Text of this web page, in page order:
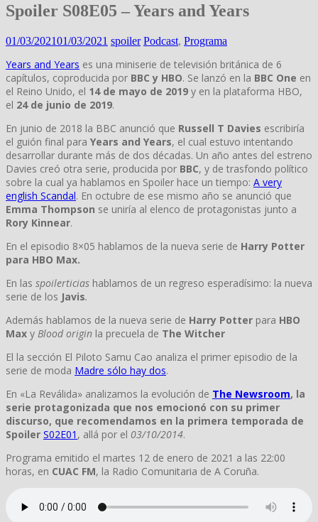
Spoiler S08E05 – Years and Years
01/03/202101/03/2021 spoiler Podcast, Programa
Years and Years es una miniserie de televisión británica de 6
capítulos, coproducida por BBC y HBO. Se lanzó en la BBC One en
el Reino Unido, el 14 de mayo de 2019 ​ y en la plataforma HBO,
el 24 de junio de 2019.
En junio de 2018 la BBC anunció que Russell T Davies escribiría
el guión final para Years and Years, el cual estuvo intentando
desarrollar durante más de dos décadas. Un año antes del estreno
Davies creó otra serie, producida por BBC, y de trasfondo político
sobre la cual ya hablamos en Spoiler hace un tiempo: A very
english Scandal. En octubre de ese mismo año se anunció que
Emma Thompson se uniría al elenco de protagonistas junto a
Rory Kinnear.
En el episodio 8×05 hablamos de la nueva serie de Harry Potter
para HBO Max.
En las spoilerticias hablamos de un regreso esperadísimo: la nueva
serie de los Javis.
Además hablamos de la nueva serie de Harry Potter para HBO
Max y Blood origin la precuela de The Witcher
El la sección El Piloto Samu Cao analiza el primer episodio de la
serie de moda Madre sólo hay dos.
En «La Reválida» analizamos la evolución de The Newsroom, la
serie protagonizada que nos emocionó con su primer
discurso, que recomendamos en la primera temporada de
Spoiler S02E01 , allá por el 03/10/2014.
Programa emitido el martes 12 de enero de 2021 a las 22:00
horas, en CUAC FM, la Radio Comunitaria de A Coruña.